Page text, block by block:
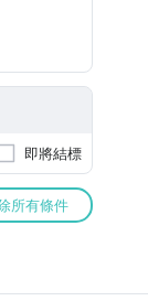
即將結標
所有條件